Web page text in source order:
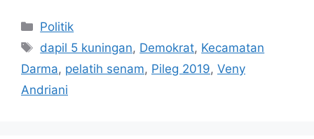
Kategori
Politik
Tag
dapil 5 kuningan, Demokrat, Kecamatan
Darma, pelatih senam, Pileg 2019, Veny
Andriani